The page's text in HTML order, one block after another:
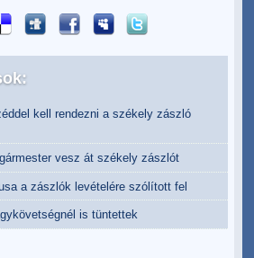
kell rendezni a székely zászló
vesz át székely zászlót
a zászlók levételére szólított fel
is tüntettek